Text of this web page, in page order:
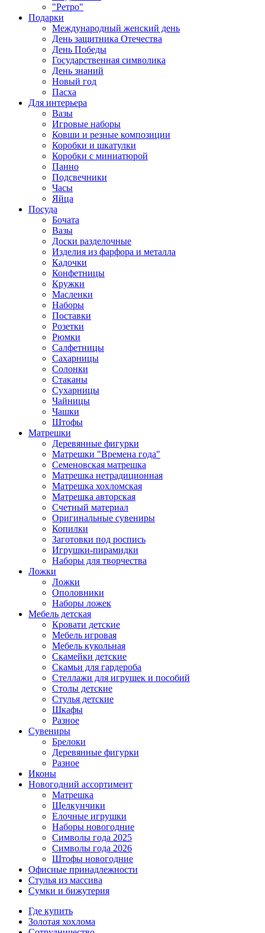
"Ретро"
Подарки
Международный женский день
День защитника Отечества
День Победы
Государственная символика
День знаний
Новый год
Пасха
Для интерьера
Вазы
Игровые наборы
Ковши и резные композиции
Коробки и шкатулки
Коробки с миниатюрой
Панно
Подсвечники
Часы
Яйца
Посуда
Бочата
Вазы
Доски разделочные
Изделия из фарфора и металла
Кадочки
Конфетницы
Кружки
Масленки
Наборы
Поставки
Розетки
Рюмки
Салфетницы
Сахарницы
Солонки
Стаканы
Сухарницы
Чайницы
Чашки
Штофы
Матрешки
Деревянные фигурки
Матрешки "Времена года"
Семеновская матрешка
Матрешка нетрадиционная
Матрешка хохломская
Матрешка авторская
Счетный материал
Оригинальные сувениры
Копилки
Заготовки под роспись
Игрушки-пирамидки
Наборы для творчества
Ложки
Ложки
Ополовники
Наборы ложек
Мебель детская
Кровати детские
Мебель игровая
Мебель кукольная
Скамейки детские
Скамьи для гардероба
Стеллажи для игрушек и пособий
Столы детские
Стулья детские
Шкафы
Разное
Сувениры
Брелоки
Деревянные фигурки
Разное
Иконы
Новогодний ассортимент
Матрешка
Щелкунчики
Елочные игрушки
Наборы новогодние
Символы года 2025
Символы года 2026
Штофы новогодние
Офисные принадлежности
Стулья из массива
Сумки и бижутерия
Где купить
Золотая хохлома